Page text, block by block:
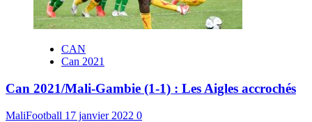
CAN
Can 2021
Can 2021/Mali-Gambie (1-1) : Les Aigles accrochés
MaliFootball 17 janvier 2022 0